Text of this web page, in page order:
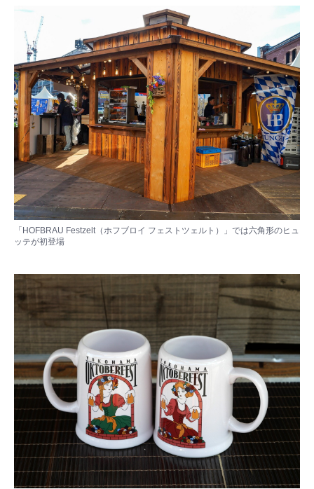
「HOFBRAU Festzelt（ホフブロイ フェストツェルト）」では六角形のヒュ
ッテが初登場